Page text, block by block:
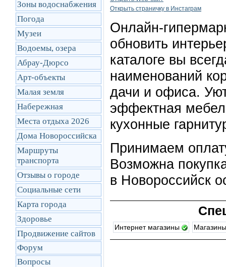
Зоны водоснабжения
Погода
Музеи
Водоемы, озера
Абрау-Дюрсо
Арт-объекты
Малая земля
Набережная
Места отдыха 2026
Дома Новороссийска
Маршруты
транcпорта
Отзывы о городе
Социальные сети
Карта города
Здоровье
Продвижение сайтов
Форум
Вопросы
Открыть cтраничку в Инстаграм
Онлайн-
обновить
каталоге вы
наименований
дачи и офиса.
эффектная
кухонные
Принимаем
Возможна
в Новороссийск
Интернет магазины